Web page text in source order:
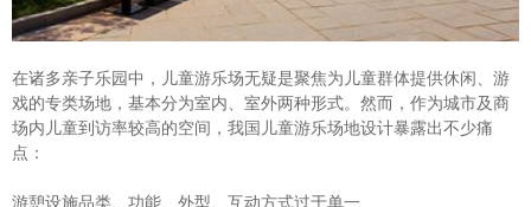
在诸多亲子乐园中，儿童游乐场无疑是聚焦为儿童群体提供休闲、游
戏的专类场地，基本分为室内、室外两种形式。然而，作为城市及商
场内儿童到访率较高的空间，我国儿童游乐场地设计暴露出不少痛
点：
游憩设施品类、功能、外型、互动方式过于单一